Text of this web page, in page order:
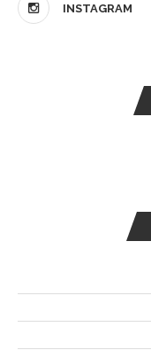
INSTAGRAM